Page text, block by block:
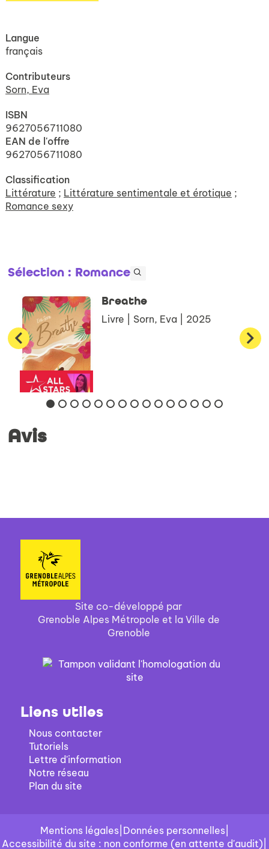
Langue
français
Contributeurs
Sorn, Eva
ISBN
9627056711080
EAN de l'offre
9627056711080
Classification
Littérature ; Littérature sentimentale et érotique ;
Romance sexy
Sélection : Romance
Breathe
Livre | Sorn, Eva | 2025
Avis
Site co-développé par
Grenoble Alpes Métropole et la Ville de
Grenoble
Liens utiles
Nous contacter
Tutoriels
Lettre d'information
Notre réseau
Plan du site
Mentions légales| Données personnelles|
Accessibilité du site : non conforme (en attente d'audit)